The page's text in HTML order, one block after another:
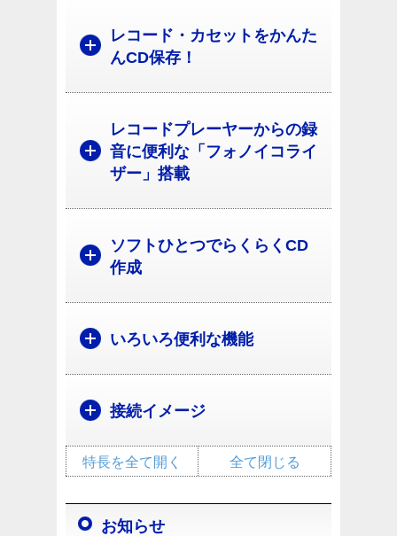
レコード・カセットをかんた
んCD保存！
レコードプレーヤーからの録
音に便利な「フォノイコライ
ザー」搭載
ソフトひとつでらくらくCD
作成
いろいろ便利な機能
接続イメージ
全て閉じる
特長を全て開く
お知らせ